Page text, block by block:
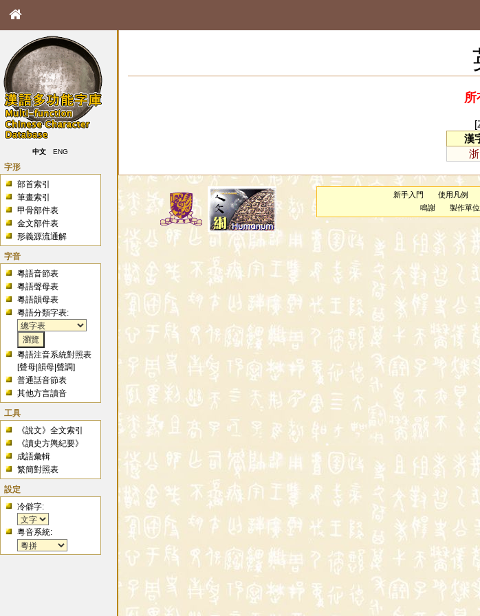
中文 ENG
字形
部首索引
筆畫索引
甲骨部件表
金文部件表
形義源流通解
字音
粵語音節表
粵語聲母表
粵語韻母表
粵語分類字表:
粵語注音系統對照表
[聲母 |韻母 |聲調]
普通話音節表
其他方言讀音
工具
《說文》全文索引
《讀史方輿紀要》
成語彙輯
繁簡對照表
設定
冷僻字:
粵音系統:
所
[
漢
浙
新手入門 使用凡例
鳴謝
製作單位